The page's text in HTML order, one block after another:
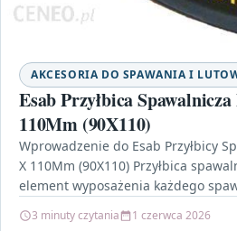
AKCESORIA DO SPAWANIA I
Esab Przyłbica
110Mm (90X110)
Wprowadzenie do Esab Przyłbicy
X 110Mm (90X110) Przyłbica
element wyposażenia każdego
3 minuty czytania 1 czerwca 2026